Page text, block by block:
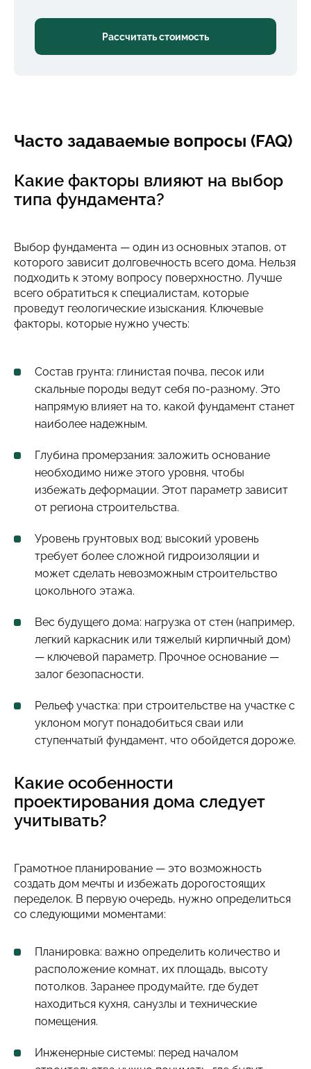
Рассчитать стоимость
Часто задаваемые вопросы (FAQ)
Какие факторы влияют на выбор
типа фундамента?
Выбор фундамента — один из основных этапов, от
которого зависит долговечность всего дома. Нельзя
подходить к этому вопросу поверхностно. Лучше
всего обратиться к специалистам, которые
проведут геологические изыскания. Ключевые
факторы, которые нужно учесть:
Состав грунта: глинистая почва, песок или
скальные породы ведут себя по-разному. Это
напрямую влияет на то, какой фундамент станет
наиболее надежным.
Глубина промерзания: заложить основание
необходимо ниже этого уровня, чтобы
избежать деформации. Этот параметр зависит
от региона строительства.
Уровень грунтовых вод: высокий уровень
требует более сложной гидроизоляции и
может сделать невозможным строительство
цокольного этажа.
Вес будущего дома: нагрузка от стен (например,
легкий каркасник или тяжелый кирпичный дом)
— ключевой параметр. Прочное основание —
залог безопасности.
Рельеф участка: при строительстве на участке с
уклоном могут понадобиться сваи или
ступенчатый фундамент, что обойдется дороже.
Какие особенности
проектирования дома следует
учитывать?
Грамотное планирование — это возможность
создать дом мечты и избежать дорогостоящих
переделок. В первую очередь, нужно определиться
со следующими моментами:
Планировка: важно определить количество и
расположение комнат, их площадь, высоту
потолков. Заранее продумайте, где будет
находиться кухня, санузлы и технические
помещения.
Инженерные системы: перед началом